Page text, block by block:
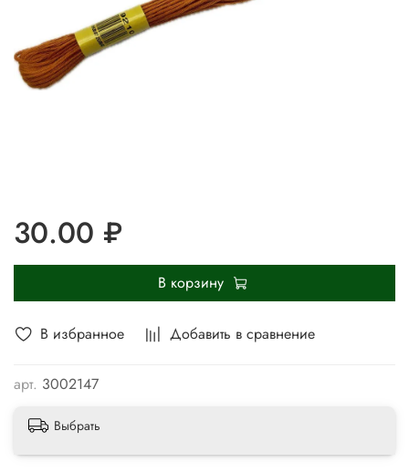
В избранное Добавить в сравнение
арт. 3002147
30.00 ₽
В корзину
Выбрать